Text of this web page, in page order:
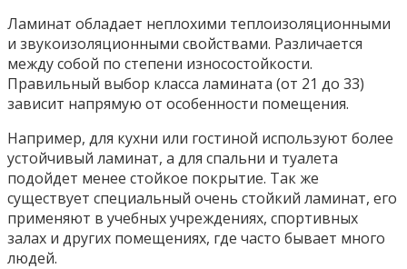
Ламинат обладает неплохими теплоизоляционными
и звукоизоляционными свойствами. Различается
между собой по степени износостойкости.
Правильный выбор класса ламината (от 21 до 33)
зависит напрямую от особенности помещения.
Например, для кухни или гостиной используют более
устойчивый ламинат, а для спальни и туалета
подойдет менее стойкое покрытие. Так же
существует специальный очень стойкий ламинат, его
применяют в учебных учреждениях, спортивных
залах и других помещениях, где часто бывает много
людей.